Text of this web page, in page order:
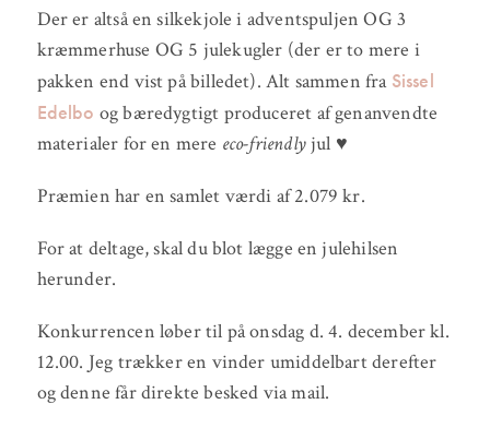
Der er altså en silkekjole i adventspuljen OG 3
kræmmerhuse OG 5 julekugler (der er to mere i
pakken end vist på billedet). Alt sammen fra Sissel
Edelbo og bæredygtigt produceret af genanvendte
materialer for en mere eco-friendlyjul ♥
Præmien har en samlet værdi af 2.079 kr.
For at deltage, skal du blot lægge en julehilsen
herunder.
Konkurrencen løber til på onsdag d. 4. december kl.
12.00. Jeg trækker en vinder umiddelbart derefter
og denne får direkte besked via mail.